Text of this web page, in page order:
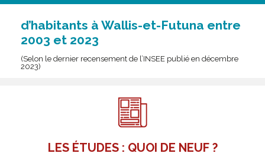
d’habitants à Wallis-et-Futuna entre
2003 et 2023
(Selon le dernier recensement de l’INSEE publié en décembre
2023)
LES ÉTUDES : QUOI DE NEUF ?